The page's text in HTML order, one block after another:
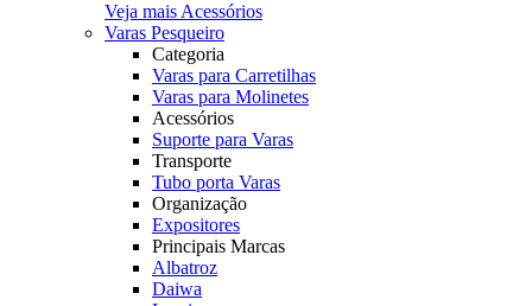
Veja mais Acessórios
Varas Pesqueiro
Categoria
Varas para Carretilhas
Varas para Molinetes
Acessórios
Suporte para Varas
Transporte
Tubo porta Varas
Organização
Expositores
Principais Marcas
Albatroz
Daiwa